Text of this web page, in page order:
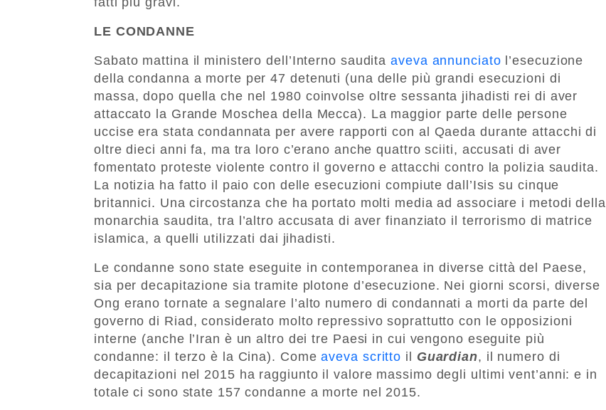
LE CONDANNE
Sabato mattina il ministero dell’Interno sauditaaveva annunciato l’esecuzione
della condanna a morte per 47 detenuti (una delle più grandi esecuzioni di
massa, dopo quella che nel 1980 coinvolse oltre sessanta jihadisti rei di aver
attaccato la Grande Moschea della Mecca). La maggior parte delle persone
uccise era stata condannata per avere rapporti con al Qaeda durante attacchi di
oltre dieci anni fa, ma tra loro c’erano anche quattro sciiti, accusati di aver
fomentato proteste violente contro il governo e attacchi contro la polizia saudita.
La notizia ha fatto il paio con delle esecuzioni compiute dall’Isis su cinque
britannici. Una circostanza che ha portato molti media ad associare i metodi della
monarchia saudita, tra l’altro accusata di aver finanziato il terrorismo di matrice
islamica, a quelli utilizzati dai jihadisti.
Le condanne sono state eseguite in contemporanea in diverse città del Paese,
sia per decapitazione sia tramite plotone d’esecuzione. Nei giorni scorsi, diverse
Ong erano tornate a segnalare l’alto numero di condannati a morti da parte del
governo di Riad, considerato molto repressivo soprattutto con le opposizioni
interne (anche l’Iran è un altro dei tre Paesi in cui vengono eseguite più
condanne: il terzo è la Cina). Comeaveva scritto il Guardian, il numero di
decapitazioni nel 2015 ha raggiunto il valore massimo degli ultimi vent’anni: e in
totale ci sono state 157 condanne a morte nel 2015.